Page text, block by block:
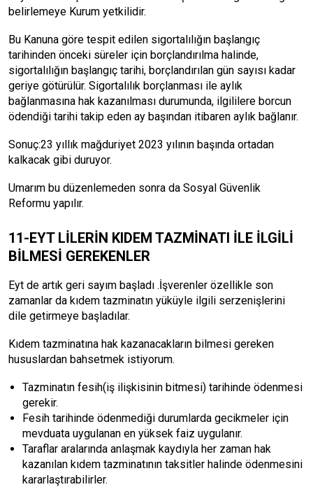
belirlemeye Kurum yetkilidir.
Bu Kanuna göre tespit edilen sigortalılığın başlangıç
tarihinden önceki süreler için borçlandırılma halinde,
sigortalılığın başlangıç tarihi, borçlandırılan gün sayısı kadar
geriye götürülür. Sigortalılık borçlanması ile aylık
bağlanmasına hak kazanılması durumunda, ilgililere borcun
ödendiği tarihi takip eden ay başından itibaren aylık bağlanır.
Sonuç:23 yıllık mağduriyet 2023 yılının başında ortadan
kalkacak gibi duruyor.
Umarım bu düzenlemeden sonra da Sosyal Güvenlik
Reformu yapılır.
11-EYT LİLERİN KIDEM TAZMİNATI İLE İLGİLİ
BİLMESİ GEREKENLER
Eyt de artık geri sayım başladı .İşverenler özellikle son
zamanlar da kıdem tazminatın yüküyle ilgili serzenişlerini
dile getirmeye başladılar.
Kıdem tazminatına hak kazanacakların bilmesi gereken
hususlardan bahsetmek istiyorum.
Tazminatın fesih(iş ilişkisinin bitmesi) tarihinde ödenmesi
gerekir.
Fesih tarihinde ödenmediği durumlarda gecikmeler için
mevduata uygulanan en yüksek faiz uygulanır.
Taraflar aralarında anlaşmak kaydıyla her zaman hak
kazanılan kıdem tazminatının taksitler halinde ödenmesini
kararlaştırabilirler.